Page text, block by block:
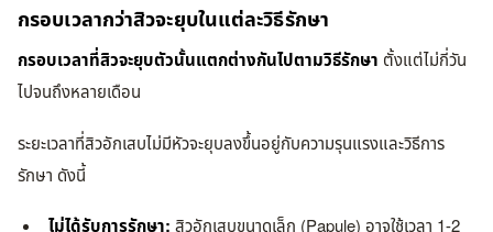
กรอบเวลากว่าสิวจะยุบในแต่ละวิธีรักษา
กรอบเวลาที่สิวจะยุบตัวนั้นแตกต่างกันไปตามวิธีรักษา ตั้งแต่ไม่กี่วัน
ไปจนถึงหลายเดือน
ระยะเวลาที่สิวอักเสบไม่มีหัวจะยุบลงขึ้นอยู่กับความรุนแรงและวิธีการ
รักษา ดังนี้
ไม่ได้รับการรักษา: สิวอักเสบขนาดเล็ก (Papule) อาจใช้เวลา 1-2